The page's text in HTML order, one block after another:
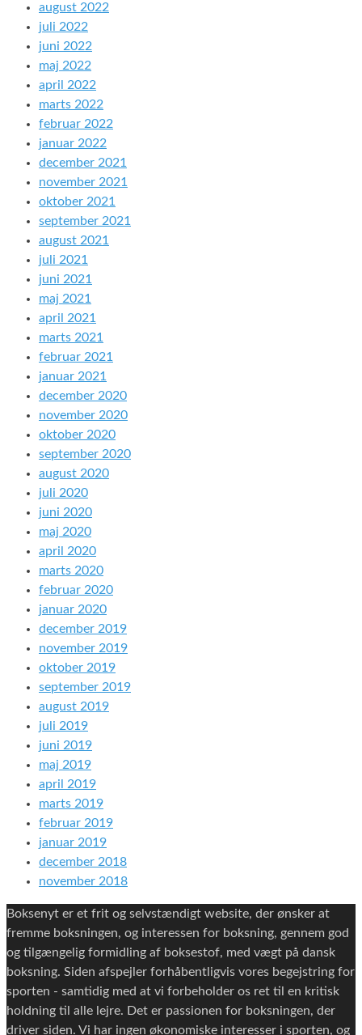
august 2022
juli 2022
juni 2022
maj 2022
april 2022
marts 2022
februar 2022
januar 2022
december 2021
november 2021
oktober 2021
september 2021
august 2021
juli 2021
juni 2021
maj 2021
april 2021
marts 2021
februar 2021
januar 2021
december 2020
november 2020
oktober 2020
september 2020
august 2020
juli 2020
juni 2020
maj 2020
april 2020
marts 2020
februar 2020
januar 2020
december 2019
november 2019
oktober 2019
september 2019
august 2019
juli 2019
juni 2019
maj 2019
april 2019
marts 2019
februar 2019
januar 2019
december 2018
november 2018
Boksenyt er et frit og selvstændigt website, der ønsker at
fremme boksningen, og interessen for boksning, gennem god
og tilgængelig formidling af boksestof, med vægt på dansk
boksning. Siden afspejler forhåbentligvis vores begejstring for
sporten - samtidig med at vi forbeholder os ret til en kritisk
holdning til alle lejre. Det er passionen for boksningen, der
driver siden. Vi har ingen økonomiske interesser i sporten, og